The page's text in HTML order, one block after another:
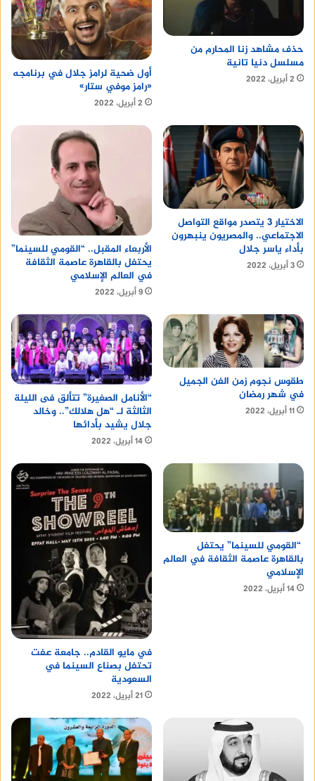
حذف مشاهد زنا المحارم من
مسلسل دنيا تانية
2 أبريل، 2022
أول ضحية لرامز جلال في برنامجه
«رامز موفي ستار»
2 أبريل، 2022
الاختيار 3 يتصدر مواقع التواصل
الاجتماعي.. والمصريون ينبهرون
بأداء ياسر جلال
3 أبريل، 2022
الأربعاء المقبل.. “القومي للسينما”
يحتفل بالقاهرة عاصمة الثقافة
في العالم الإسلامي
9 أبريل، 2022
طقوس نجوم زمن الفن الجميل
في شهر رمضان
11 أبريل، 2022
“الأنامل الصغيرة” تتألق فى الليلة
الثالثة لـ “هل هلالك”.. وخالد
جلال يشيد بأدائها
14 أبريل، 2022
“القومي للسينما” يحتفل
بالقاهرة عاصمة الثقافة في العالم
الإسلامي
14 أبريل، 2022
في مايو القادم.. جامعة عفت
تحتفل بصناع السينما في
السعودية
21 أبريل، 2022